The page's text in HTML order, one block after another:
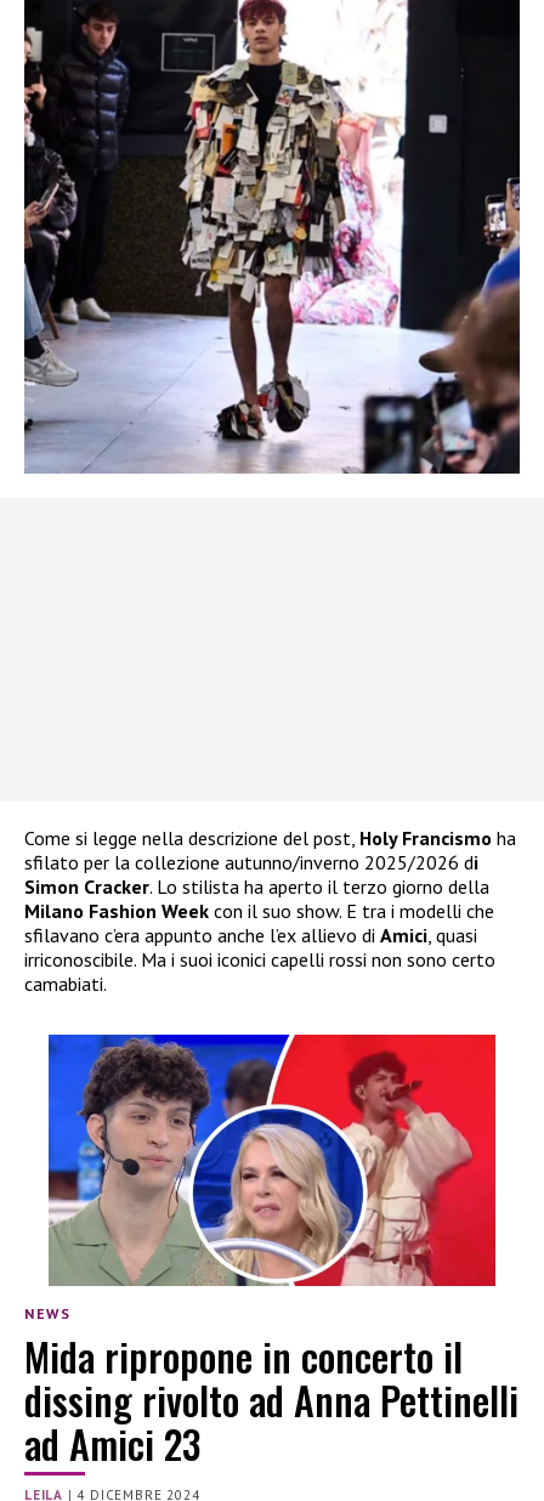
Come si legge nella descrizione del post, Holy Francismo ha
sfilato per la collezione autunno/inverno 2025/2026 di
Simon Cracker. Lo stilista ha aperto il terzo giorno della
Milano Fashion Week con il suo show. E tra i modelli che
sfilavano c’era appunto anche l’ex allievo di Amici , quasi
irriconoscibile. Ma i suoi iconici capelli rossi non sono certo
camabiati.
NEWS
Mida ripropone in concerto il
dissing rivolto ad Anna Pettinelli
ad Amici 23
LEILA |4 DICEMBRE 2024